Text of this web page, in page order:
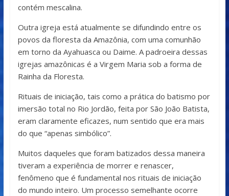
contém mescalina.
Outra igreja está atualmente se difundindo entre os
povos da floresta da Amazônia, com uma comunhão
em torno da Ayahuasca ou Daime. A padroeira dessas
igrejas amazônicas é a Virgem Maria sob a forma de
Rainha da Floresta.
Rituais de iniciação, tais como a prática do batismo por
imersão total no Rio Jordão, feita por São João Batista,
eram claramente eficazes, num sentido que era mais
do que “apenas simbólico”.
Muitos daqueles que foram batizados dessa maneira
tiveram a experiência de morrer e renascer,
fenômeno que é fundamental nos rituais de iniciação
do mundo inteiro. Um processo semelhante ocorre